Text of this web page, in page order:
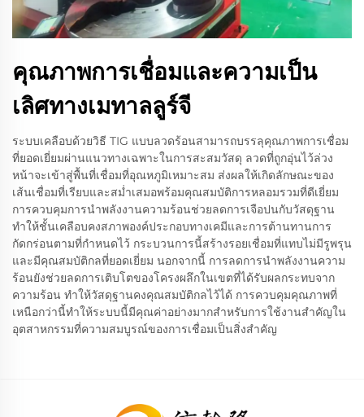
คุณภาพการเชื่อมและความเป็น
เลิศทางเมทาลลูร์จี
ระบบเคลือบด้วยวิธี TIG แบบลวดร้อนสามารถบรรลุคุณภาพการเชื่อม
ที่ยอดเยี่ยมผ่านแนวทางเฉพาะในการสะสมวัสดุ ลวดที่ถูกอุ่นไว้ล่วง
หน้าจะเข้าสู่พื้นที่เชื่อมที่อุณหภูมิเหมาะสม ส่งผลให้เกิดลักษณะของ
เส้นเชื่อมที่เรียบและสม่ำเสมอพร้อมคุณสมบัติการหลอมรวมที่ดีเยี่ยม
การควบคุมการนำพลังงานความร้อนช่วยลดการเจือปนกับวัสดุฐาน
ทำให้ชั้นเคลือบคงสภาพองค์ประกอบทางเคมีและการต้านทานการ
กัดกร่อนตามที่กำหนดไว้ กระบวนการนี้สร้างรอยเชื่อมที่แทบไม่มีรูพรุน
และมีคุณสมบัติกลที่ยอดเยี่ยม นอกจากนี้ การลดการนำพลังงานความ
ร้อนยังช่วยลดการเติบโตของโครงผลึกในเขตที่ได้รับผลกระทบจาก
ความร้อน ทำให้วัสดุฐานคงคุณสมบัติกลไว้ได้ การควบคุมคุณภาพที่
เหนือกว่านี้ทำให้ระบบนี้มีคุณค่าอย่างมากสำหรับการใช้งานสำคัญใน
อุตสาหกรรมที่ความสมบูรณ์ของการเชื่อมเป็นสิ่งสำคัญ